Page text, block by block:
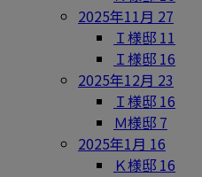
2025年11月 27
Ｉ様邸 11
Ｉ様邸 16
2025年12月 23
Ｉ様邸 16
Ｍ様邸 7
2025年1月 16
Ｋ様邸 16